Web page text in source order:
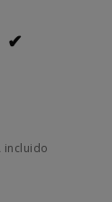
incluido